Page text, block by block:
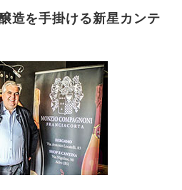
造を手掛ける新星カンテ